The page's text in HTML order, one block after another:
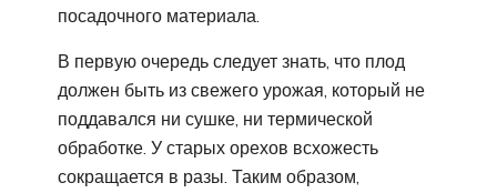
посадочного материала.
В первую очередь следует знать, что плод
должен быть из свежего урожая, который не
поддавался ни сушке, ни термической
обработке. У старых орехов всхожесть
сокращается в разы. Таким образом,